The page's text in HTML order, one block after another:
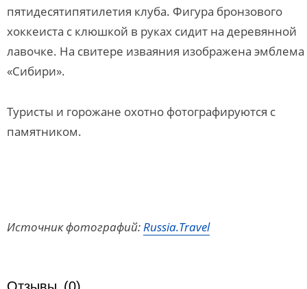
пятидесятипятилетия клуба. Фигура бронзового
хоккеиста с клюшкой в руках сидит на деревянной
лавочке. На свитере изваяния изображена эмблема
«Сибири».
Туристы и горожане охотно фотографируются с
памятником.
Источник фотографий:Russia.Travel